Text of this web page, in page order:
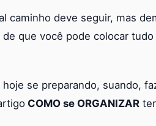
caminho deve seguir, mas
que você pode colocar
se preparando, suando,
COMO se ORGANIZAR